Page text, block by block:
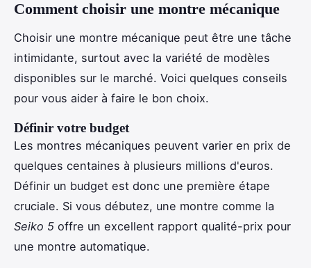
Comment choisir une montre mécanique
Choisir une montre mécanique peut être une tâche
intimidante, surtout avec la variété de modèles
disponibles sur le marché. Voici quelques conseils
pour vous aider à faire le bon choix.
Définir votre budget
Les montres mécaniques peuvent varier en prix de
quelques centaines à plusieurs millions d'euros.
Définir un budget est donc une première étape
cruciale. Si vous débutez, une montre comme la
Seiko 5 offre un excellent rapport qualité-prix pour
une montre automatique.